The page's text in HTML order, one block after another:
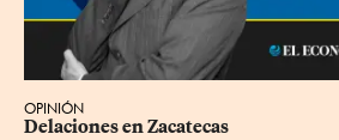
OPINIÓN
Delaciones en Zacatecas